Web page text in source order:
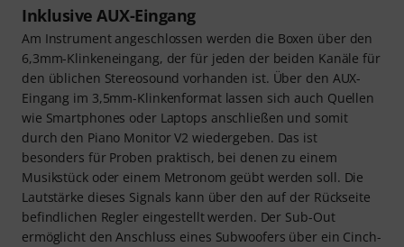
Inklusive AUX-Eingang
Am Instrument angeschlossen werden die Boxen über den
6,3mm-Klinkeneingang, der für jeden der beiden Kanäle für
den üblichen Stereosound vorhanden ist. Über den AUX-
Eingang im 3,5mm-Klinkenformat lassen sich auch Quellen
wie Smartphones oder Laptops anschließen und somit
durch den Piano Monitor V2 wiedergeben. Das ist
besonders für Proben praktisch, bei denen zu einem
Musikstück oder einem Metronom geübt werden soll. Die
Lautstärke dieses Signals kann über den auf der Rückseite
befindlichen Regler eingestellt werden. Der Sub-Out
ermöglicht den Anschluss eines Subwoofers über ein Cinch-